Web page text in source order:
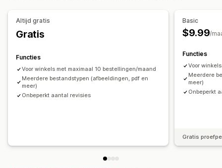
Altijd gratis
Gratis
Functies
Voor winkels met maximaal 10 bestellingen/maand
Meerdere bestandstypen (afbeeldingen, pdf en
meer)
Onbeperkt aantal revisies
Basic
$9.99/
Functies
Voor
Meerdere
meer)
Onbeperkt
Gratis